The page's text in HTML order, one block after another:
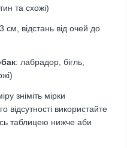
та схожі)
см, відстань від очей до
: лабрадор, бігль,
зніміть мірки
відсутності використайте
таблицею нижче аби